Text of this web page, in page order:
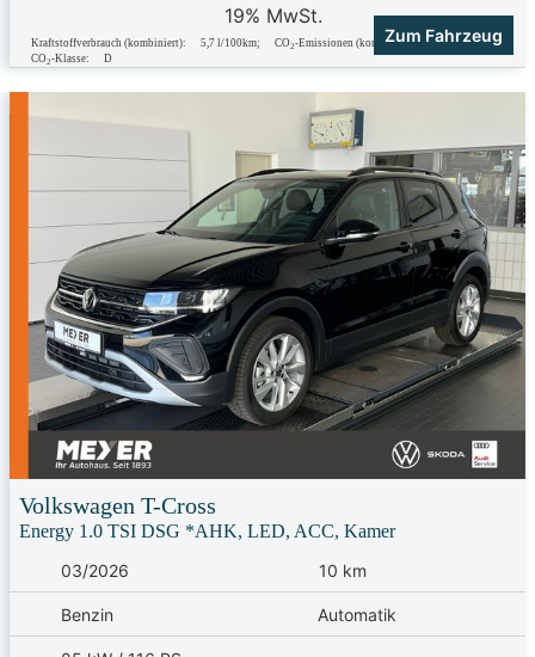
19% MwSt.
Kraftstoffverbrauch (kombiniert): 5,7 l/100km; CO2-Emissionen (kombiniert): 131.0 g/km;
CO2-Klasse: D
Zum Fahrzeug
Volkswagen T-Cross
Energy 1.0 TSI DSG *AHK, LED, ACC, Kamer
03/2026
10 km
Benzin Automatik